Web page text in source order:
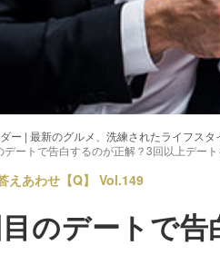
ー | 最新のグルメ、洗練されたライフスタ
デートで告白するのが正解？3回以上デー
えあわせ【Q】 Vol.149
のデートで